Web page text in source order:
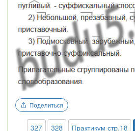
Поделиться
327 328 Практикум стр.18